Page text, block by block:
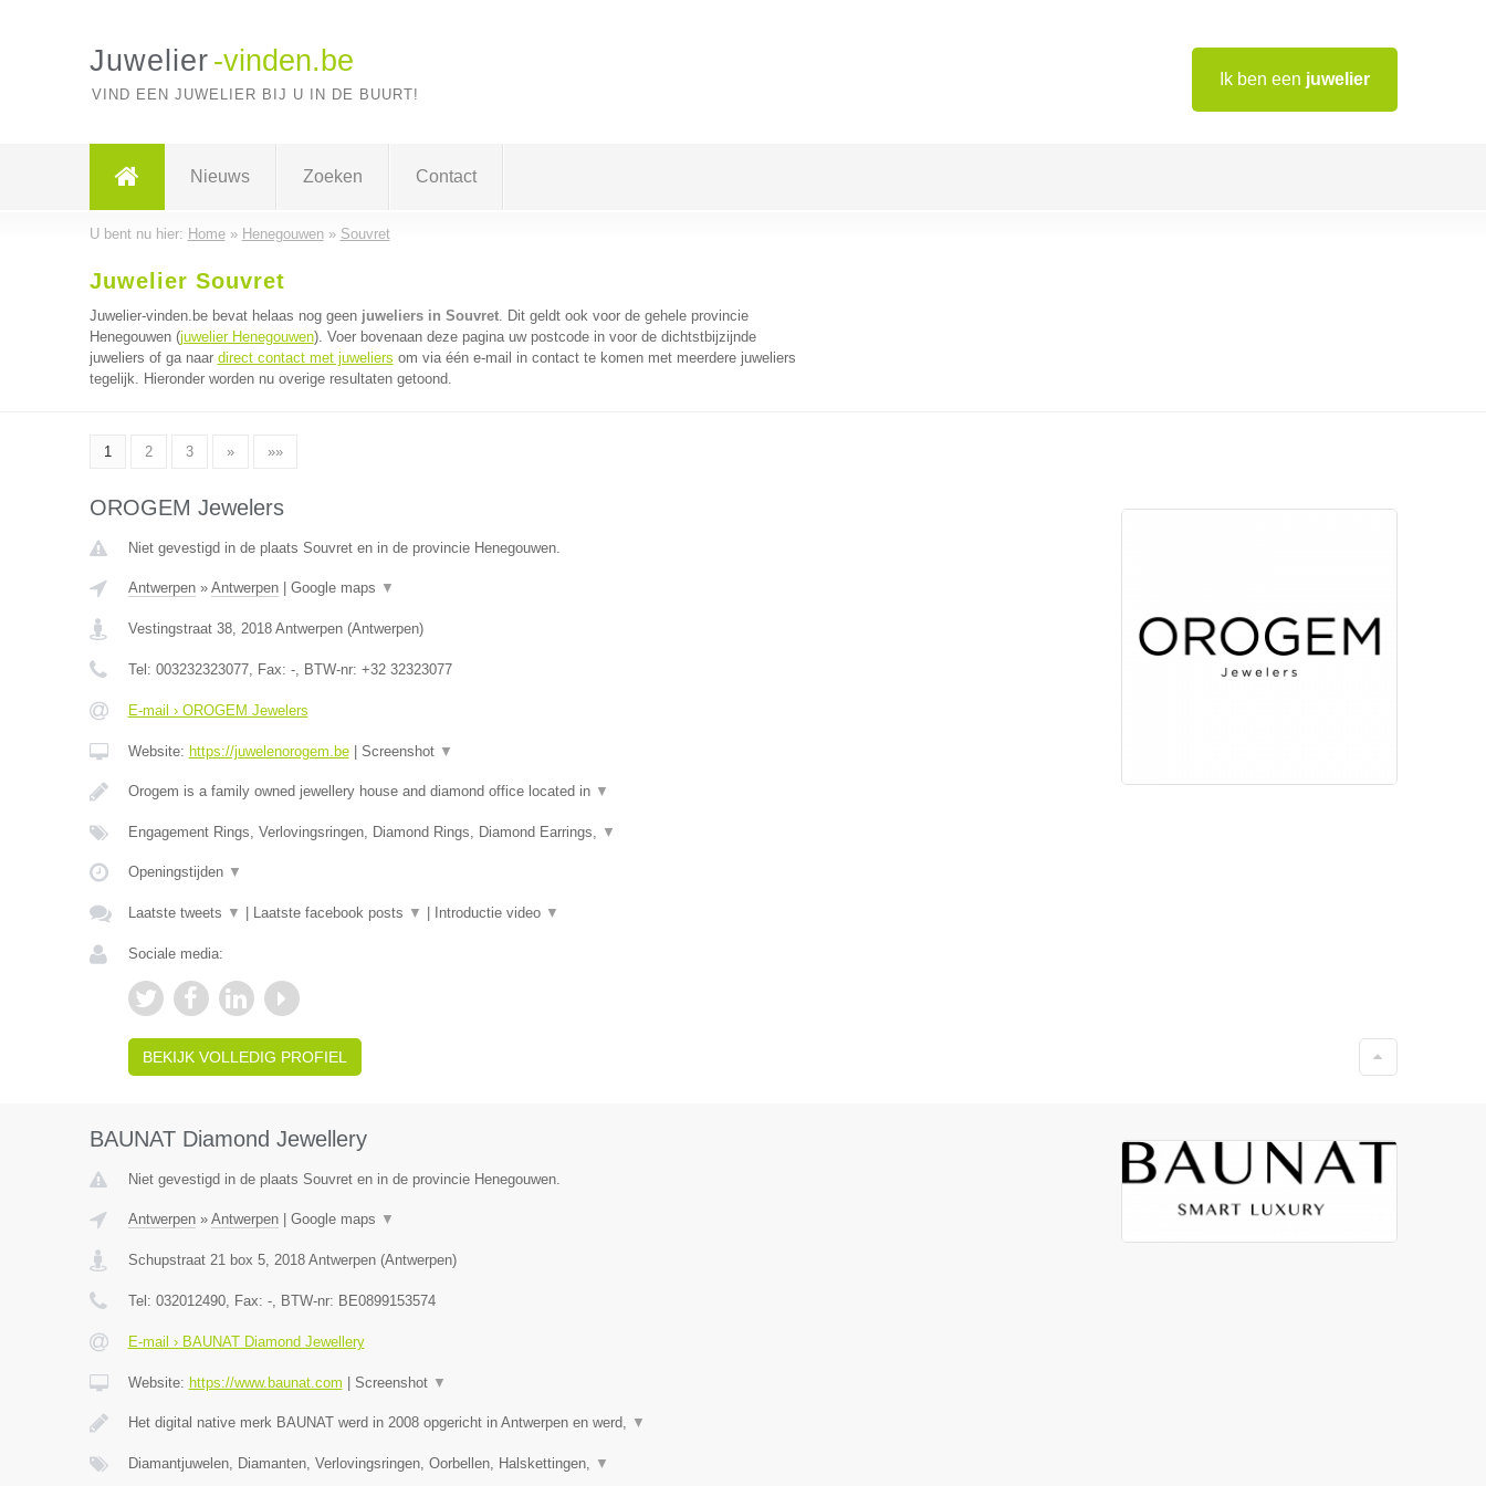
Ik ben een juwelier
Juwelier -vinden.be
VIND EEN JUWELIER BIJ U IN DE BUURT!
Nieuws Zoeken Contact
U bent nu hier: Home» Henegouwen» Souvret
Juwelier Souvret
Juwelier-vinden.be bevat helaas nog geen juweliers in Souvret. Dit geldt ook voor de gehele provincie
Henegouwen (juwelier Henegouwen). Voer bovenaan deze pagina uw postcode in voor de dichtstbijzijnde
juweliers of ga naar direct contact met juweliers om via één e-mail in contact te komen met meerdere juweliers
tegelijk. Hieronder worden nu overige resultaten getoond.
1 2 3 » »»
OROGEM Jewelers
Niet gevestigd in de plaats Souvret en in de provincie Henegouwen.
Antwerpen» Antwerpen| Google maps ▼
Vestingstraat 38, 2018 Antwerpen(Antwerpen)
Tel: 003232323077, Fax: -, BTW-nr: +32 32323077
E-mail › OROGEM Jewelers
Website: https://juwelenorogem.be| Screenshot ▼
Orogem is a family owned jewellery house and diamond office located in ▼
Engagement Rings, Verlovingsringen, Diamond Rings, Diamond Earrings, ▼
Openingstijden ▼
Laatste tweets ▼ Laatste facebook posts ▼ Introductie video ▼
Sociale media:
BEKIJK VOLLEDIG PROFIEL
BAUNAT Diamond Jewellery
Niet gevestigd in de plaats Souvret en in de provincie Henegouwen.
Antwerpen» Antwerpen| Google maps ▼
Schupstraat 21 box 5, 2018 Antwerpen(Antwerpen)
Tel: 032012490, Fax: -, BTW-nr: BE0899153574
E-mail › BAUNAT Diamond Jewellery
Website: https://www.baunat.com Screenshot ▼
Het digital native merk BAUNAT werd in 2008 opgericht in Antwerpen en werd, ▼
Diamantjuwelen, Diamanten, Verlovingsringen, Oorbellen, Halskettingen, ▼